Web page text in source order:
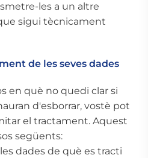
les a un altre
sigui tècnicament
de les seves dades
en què no quedi clar si
d'esborrar, vostè pot
el tractament. Aquest
següents:
dades de què es tracti